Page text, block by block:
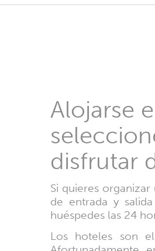
Alojarse
disfrutar
Si quieres
de entrada y
huéspedes las 24
Los hoteles son